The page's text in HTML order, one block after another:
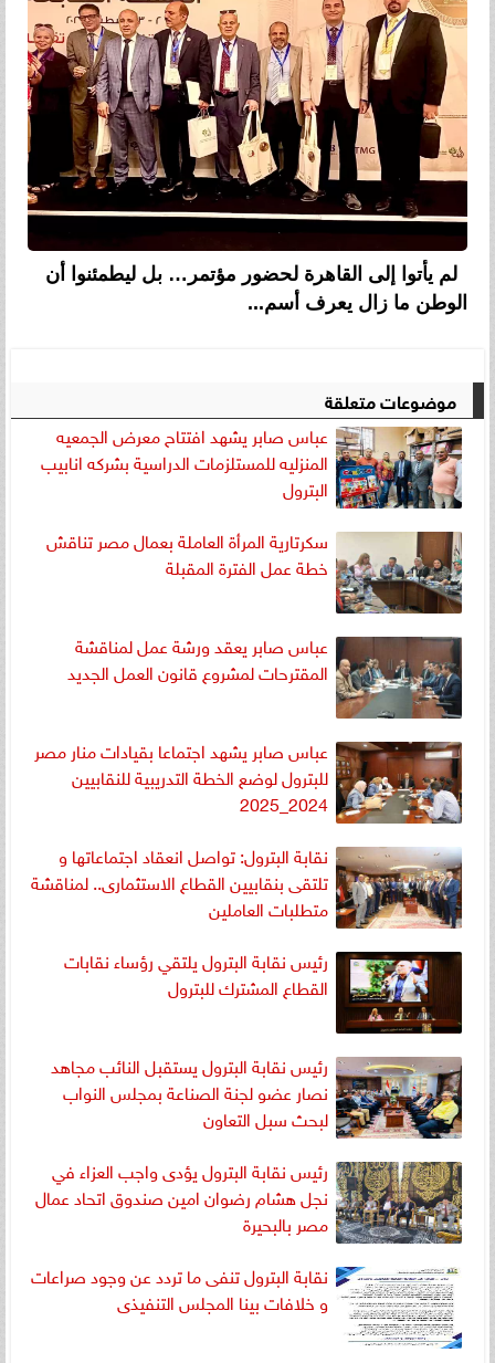
لم يأتوا إلى القاهرة لحضور مؤتمر… بل ليطمئنوا أن
الوطن ما زال يعرف أسم...
موضوعات متعلقة
عباس صابر يشهد افتتاح معرض الجمعيه
المنزليه للمستلزمات الدراسية بشركه انابيب
البترول
سكرتارية المرأة العاملة بعمال مصر تناقش
خطة عمل الفترة المقبلة
عباس صابر يعقد ورشة عمل لمناقشة
المقترحات لمشروع قانون العمل الجديد
عباس صابر يشهد اجتماعا بقيادات منار مصر
للبترول لوضع الخطة التدريبية للنقابيين
2024_2025
نقابة البترول: تواصل انعقاد اجتماعاتها و
تلتقى بنقابيين القطاع الاستثمارى.. لمناقشة
متطلبات العاملين
رئيس نقابة البترول يلتقي رؤساء نقابات
القطاع المشترك للبترول
رئيس نقابة البترول يستقبل النائب مجاهد
نصار عضو لجنة الصناعة بمجلس النواب
لبحث سبل التعاون
رئيس نقابة البترول يؤدى واجب العزاء في
نجل هشام رضوان امين صندوق اتحاد عمال
مصر بالبحيرة
نقابة البترول تنفى ما تردد عن وجود صراعات
و خلافات بينا المجلس التنفيذى